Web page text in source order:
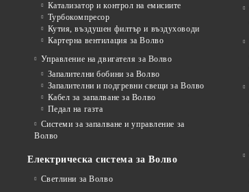
Катализатор и контрол на емисиите
Турбокомпресор
Кутия, въздушен филтър и въздуховоди
Картерна вентилация за Волво
Управление на двигателя за Волво
Запалителни бобини за Волво
Запалителни и подгревни свещи за Волво
Кабел за запалване за Волво
Педал на газта
Системи за запалване и управление за
Волво
Електрическа система за Волво
Светлини за Волво